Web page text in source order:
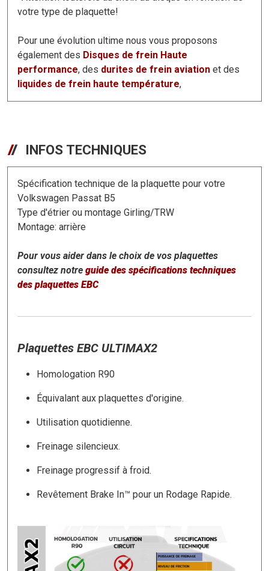
votre type de plaquette!
Pour une évolution ultime nous vous proposons
également des Disques de frein Haute
performance, des durites de frein aviation et des
liquides de frein haute température,
INFOS TECHNIQUES
Spécification technique de la plaquette pour votre
Volkswagen Passat B5
Type d'étrier ou montage Girling/TRW
Montage: arrière
Pour vous aider dans le choix de vos plaquettes
consultez notre guidedes spécifications techniques
des plaquettes EBC
Plaquettes EBC ULTIMAX2
Homologation R90
Équivalant aux plaquettes d'origine.
Utilisation quotidienne.
Freinage silencieux.
Freinage progressif à froid.
Revêtement Brake In™ pour un Rodage Rapide.